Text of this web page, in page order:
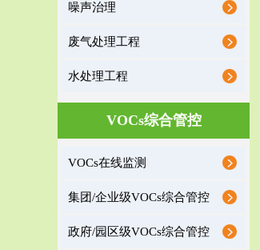
噪声治理
废气处理工程
水处理工程
VOCs综合管控
VOCs在线监测
集团/企业级VOCs综合管控
政府/园区级VOCs综合管控
收监管的重要辅助...